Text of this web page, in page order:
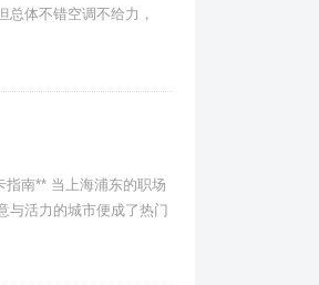
总体不错空调不给力，
南** 当上海浦东的职场
与活力的城市便成了热门